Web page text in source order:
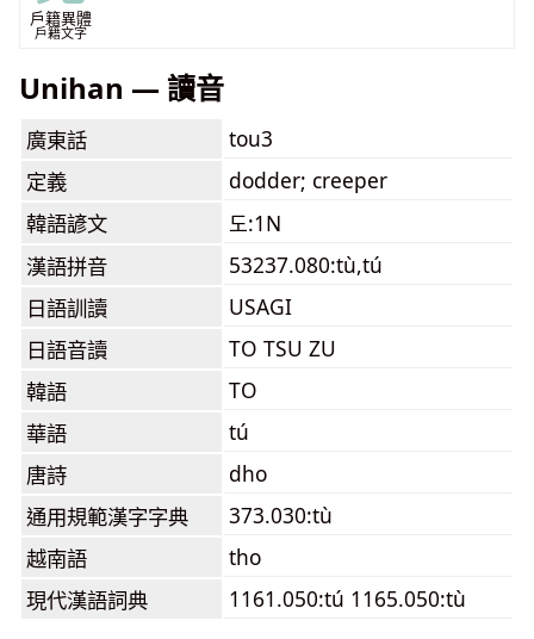
戶籍異體
戶籍文字
Unihan — 讀音
廣東話
tou3
定義
dodder; creeper
韓語諺文
도:1N
漢語拼音
53237.080:tù,tú
日語訓讀
USAGI
日語音讀
TO TSU ZU
韓語
TO
華語
tú
唐詩
dho
通用規範漢字字典
373.030:tù
越南語
tho
現代漢語詞典
1161.050:tú 1165.050:tù